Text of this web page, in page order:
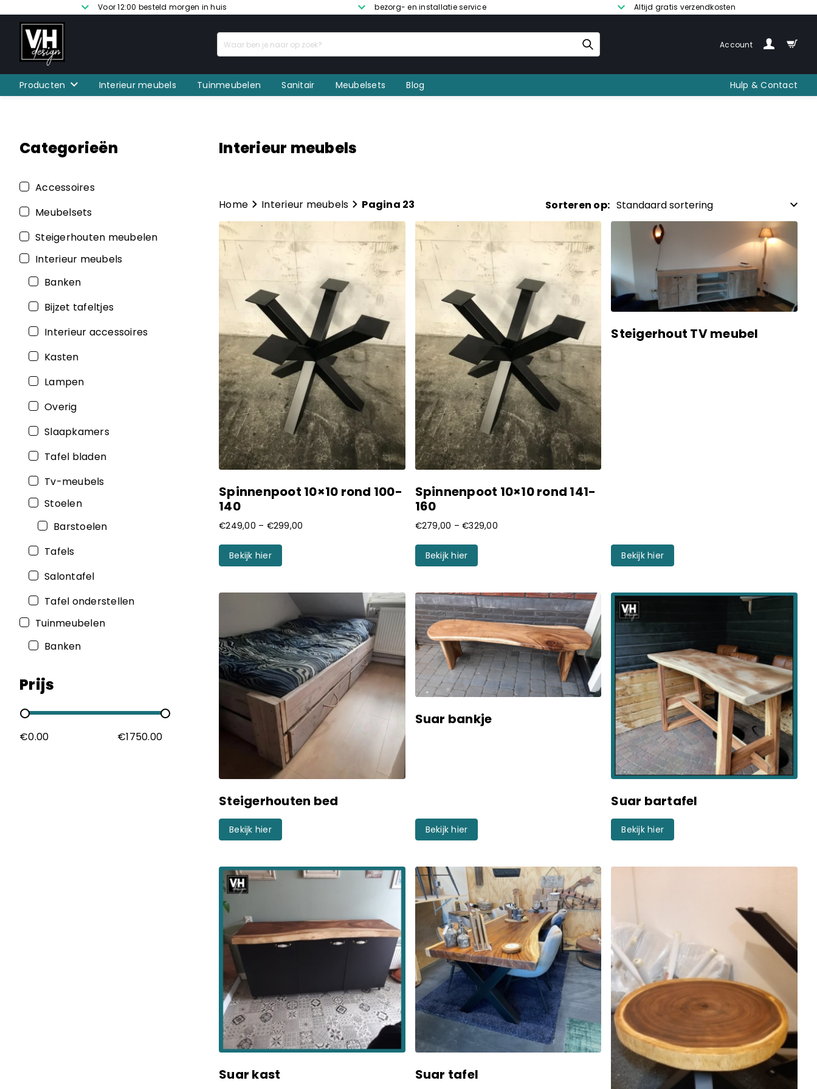
Voor 12:00 besteld morgen in huis bezorg- en installatie service Altijd gratis verzendkosten
Account
Producten Interieur meubels Tuinmeubelen Sanitair Meubelsets Blog Hulp & Contact
Categorieën
Accessoires
Meubelsets
Steigerhouten meubelen
Interieur meubels
Banken
Bijzet tafeltjes
Interieur accessoires
Kasten
Lampen
Overig
Slaapkamers
Tafel bladen
Tv-meubels
Stoelen
Barstoelen
Tafels
Salontafel
Tafel onderstellen
Tuinmeubelen
Banken
Prijs
€0.00 €1750.00
Interieur meubels
Home Interieur meubels Pagina 23 Sorteren op:
Spinnenpoot 10×10 rond 100-
140
€249,00 – €299,00
Bekijk hier
Spinnenpoot 10×10 rond 141-
160
€279,00 –€329,00
Bekijk hier
Steigerhout TV meubel
Bekijk hier
Steigerhouten bed
Bekijk hier
Suar bankje
Bekijk hier
Suar bartafel
Bekijk hier
Suar kast Suar tafel